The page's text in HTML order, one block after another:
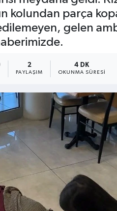
kolundan parça
gelen
2
PAYLAŞIM
4 DK
OKUNMA SÜRESI